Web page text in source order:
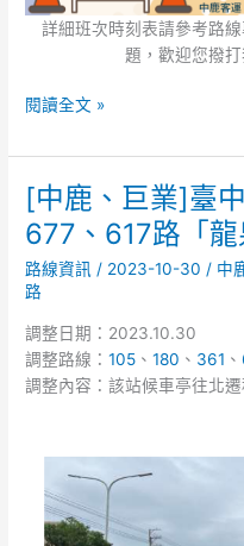
詳細班次時刻表請參考路
題，歡迎您撥
閱讀全文 »
[中鹿、巨業]臺
677、617路「
路線資訊 / 2023-10-30 / 中
路
調整日期：2023.10.30
調整路線：105 、180 、 361 、
調整內容：該站候車亭往北
[中
鹿、
巨
業]
臺
中
105、
180、
617
「龍
泉」